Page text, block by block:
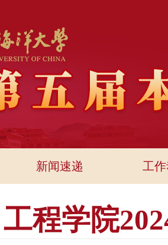
新闻速递 工
工程学院